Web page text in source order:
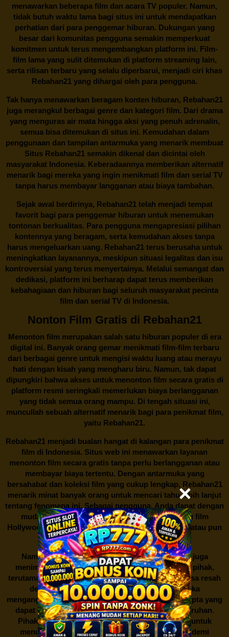
menawarkan beberapa film dan acara TV populer. Namun,
tidak butuh waktu lama bagi situs ini untuk mendapatkan
perhatian dari para penggemar hiburan. Dukungan yang
besar dari komunitas pengguna semakin memperkuat
komitmen untuk terus mengembangkan platform ini. Film-
film lama yang sulit ditemukan di platform streaming lain,
serta rilisan terbaru yang selalu diperbarui, menjadi ciri khas
Rebahan21 yang dihargai oleh para pengguna.
Tak hanya menawarkan beragam konten hiburan, Rebahan21
juga merangkul berbagai genre dan kategori film. Dari drama
yang menguras air mata hingga aksi yang penuh adrenalin,
semua bisa ditemukan di situs ini. Kemudahan dalam
penggunaan dan tampilan antarmuka yang menarik membuat
Situs Rebahan21semakin dikenal dan dicintai oleh
masyarakat Indonesia. Keberadaannya memberikan alternatif
menarik bagi mereka yang ingin menikmati film dan serial TV
tanpa harus membayar langganan atau biaya tambahan.
Sejak awal berdirinya, Rebahan21 telah menjadi tempat
favorit bagi para penggemar hiburan untuk menemukan
tontonan berkualitas. Para pengguna mengapresiasi pilihan
kontennya yang beragam, serta kemudahan akses tanpa
harus mengeluarkan uang. Rebahan21terus berusaha untuk
meningkatkan layanannya, meskipun situasi legalitas dan isu
kontroversial yang terus menyertainya. Melalui semangat dan
dedikasi, platform ini berharap dapat terus memberikan
kebahagiaan dan hiburan bagi seluruh masyarakat pecinta
film dan serial TV di Indonesia.
Nonton Film Gratis di Rebahan21
Menonton film merupakan salah satu hiburan populer di era
digital ini. Banyak orang gemar menikmati film-film terbaru
dari berbagai genre untuk mengisi waktu luang atau merayu
hati dengan kisah yang mengharu biru. Namun, tak dapat
dipungkiri bahwa akses untuk menonton film secara gratis di
platform resmi seringkali memerlukan biaya berlangganan
yang tidak semua orang mampu. Di tengah situasi ini,
muncullah sebuah alternatif menarik bagi para penikmat film,
yaitu Rebahan21.
Rebahan21menjadi bualan hangat di kalangan para penikmat
film di Indonesia. Situs web ini menawarkan layanan
menonton film secara gratis tanpa perlu berlangganan atau
membayar biaya tertentu. Dengan antarmuka yang
bersahabat dan koleksi film yang cukup lengkap, Rebahan21
menarik minat banyak orang untuk mencari tahu lebih lanjut
tentang fenomena ini. Sebagai pengguna, Anda dapat dengan
mudah mencari film yang ingin ditonton, baik itu film
Hollywood terbaru, drama Korea yang sedang hits, atau pun
produksi film lokal dengan kualitas terbaik.
Namun, seperti halnya cerita manis,Rebahan21juga
menimbulkan kontroversi di industri film. Banyak pihak,
terutama produsen film dan pemilik hak cipta, merasa resah
dengan maraknya situs-situs seperti ini. Mereka
menganggapnya sebagai bentuk pelanggaran hak cipta yang
dapat merugikan industri perfilman secara keseluruhan.
Pihak berwenang pun turut terlibat dalam upaya untuk
menutup situs-situs ilegal semacam Rebahan21 demi